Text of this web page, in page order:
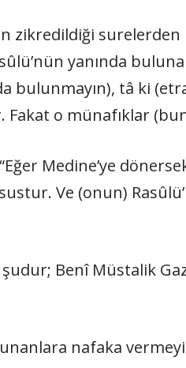
zikredildiği
yanında
bulunmayın), tâ ki
Fakat o münafıklar
Medine’ye
Ve (onun)
Benî Müstalik
nafaka